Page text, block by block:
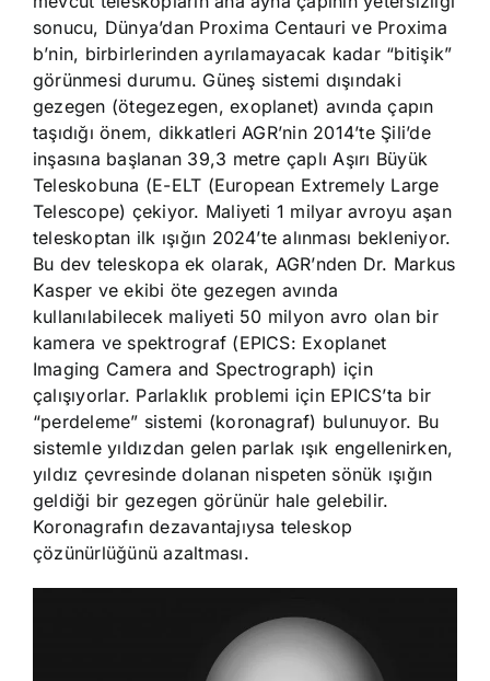
sonucu, Dünya’dan Proxima Centauri ve Proxima
b’nin, birbirlerinden ayrılamayacak kadar “bitişik”
görünmesi durumu. Güneş sistemi dışındaki
gezegen (ötegezegen, exoplanet) avında çapın
taşıdığı önem, dikkatleri AGR’nin 2014’te Şili’de
inşasına başlanan 39,3 metre çaplı Aşırı Büyük
Teleskobuna (E-ELT (European Extremely Large
Telescope) çekiyor. Maliyeti 1 milyar avroyu aşan
teleskoptan ilk ışığın 2024’te alınması bekleniyor.
Bu dev teleskopa ek olarak, AGR’nden Dr. Markus
Kasper ve ekibi öte gezegen avında
kullanılabilecek maliyeti 50 milyon avro olan bir
kamera ve spektrograf (EPICS: Exoplanet
Imaging Camera and Spectrograph) için
çalışıyorlar. Parlaklık problemi için EPICS’ta bir
“perdeleme” sistemi (koronagraf) bulunuyor. Bu
sistemle yıldızdan gelen parlak ışık engellenirken,
yıldız çevresinde dolanan nispeten sönük ışığın
geldiği bir gezegen görünür hale gelebilir.
Koronagrafın dezavantajıysa teleskop
çözünürlüğünü azaltması.